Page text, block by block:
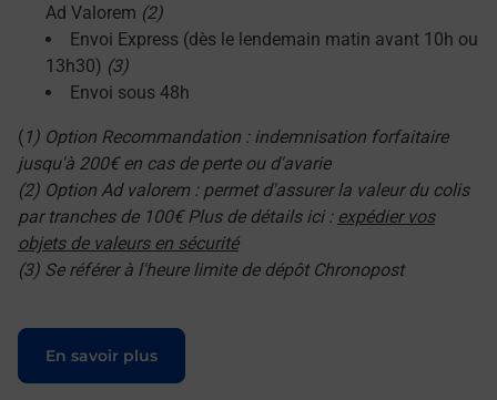
Ad Valorem (2)
Envoi Express (dès le lendemain matin avant 10h ou
13h30) (3)
Envoi sous 48h
( 1) Option Recommandation : indemnisation forfaitaire
jusqu'à 200€ en cas de perte ou d'avarie
(2) Option Ad valorem : permet d'assurer la valeur du colis
par tranches de 100€ Plus de détails ici : expédier vos
objets de valeurs en sécurité
(3) Se référer à l'heure limite de dépôt Chronopost
En savoir plus
Le lien s'ouvre dans un nouvel onglet